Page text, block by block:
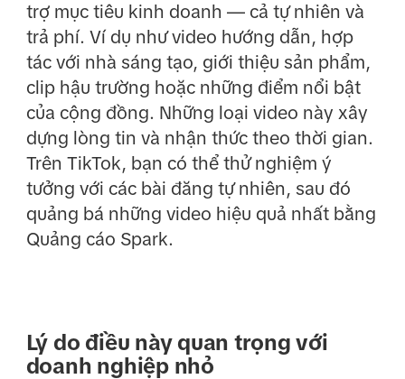
trợ mục tiêu kinh doanh — cả tự nhiên và
trả phí. Ví dụ như video hướng dẫn, hợp
tác với nhà sáng tạo, giới thiệu sản phẩm,
clip hậu trường hoặc những điểm nổi bật
của cộng đồng. Những loại video này xây
dựng lòng tin và nhận thức theo thời gian.
Trên TikTok, bạn có thể thử nghiệm ý
tưởng với các bài đăng tự nhiên, sau đó
quảng bá những video hiệu quả nhất bằng
Quảng cáo Spark.
Lý do điều này quan trọng với
doanh nghiệp nhỏ